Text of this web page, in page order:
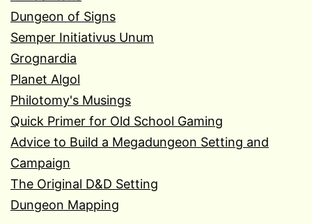
Dungeon of Signs
Semper Initiativus Unum
Grognardia
Planet Algol
Philotomy's Musings
Quick Primer for Old School Gaming
Advice to Build a Megadungeon Setting and
Campaign
The Original D&D Setting
Dungeon Mapping